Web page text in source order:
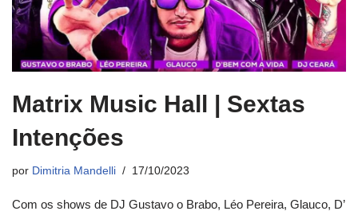
Matrix Music Hall | Sextas
Intenções
por Dimitria Mandelli 17/10/2023
Com os shows de DJ Gustavo o Brabo, Léo Pereira, Glauco, D’